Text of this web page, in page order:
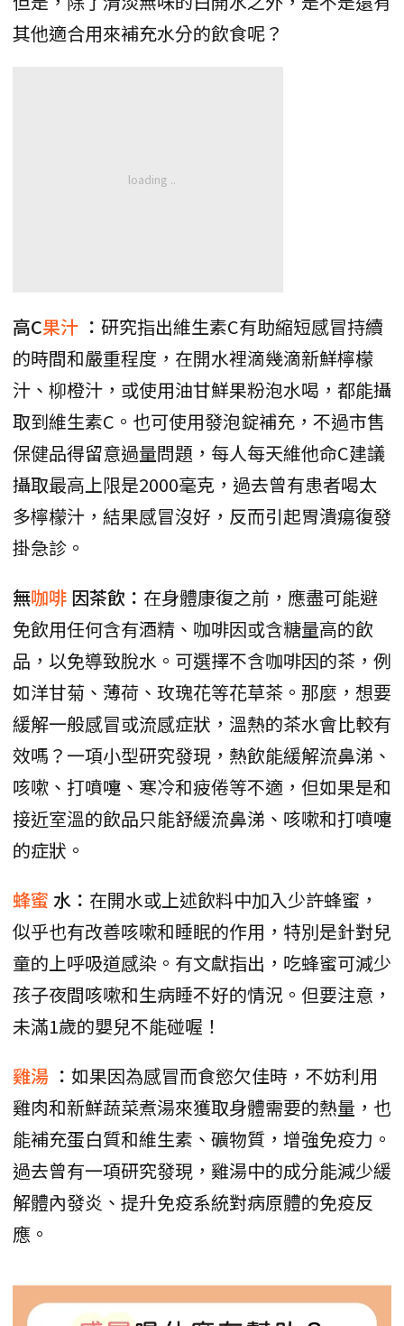
其他適合用來補充水分的飲食呢？
高C果汁 ： 研究指出維生素C有助縮短感冒持續
的時間和嚴重程度，在開水裡滴幾滴新鮮檸檬
汁、柳橙汁，或使用油甘鮮果粉泡水喝，都能攝
取到維生素C。也可使用發泡錠補充，不過市售
保健品得留意過量問題，每人每天維他命C建議
攝取最高上限是2000毫克，過去曾有患者喝太
多檸檬汁，結果感冒沒好，反而引起胃潰瘍復發
掛急診。
無咖啡 因茶飲： 在身體康復之前，應盡可能避
免飲用任何含有酒精、咖啡因或含糖量高的飲
品，以免導致脫水。可選擇不含咖啡因的茶，例
如洋甘菊、薄荷、玫瑰花等花草茶。那麼，想要
緩解一般感冒或流感症狀，溫熱的茶水會比較有
效嗎？一項小型研究發現，熱飲能緩解流鼻涕、
咳嗽、打噴嚏、寒冷和疲倦等不適，但如果是和
接近室溫的飲品只能舒緩流鼻涕、咳嗽和打噴嚏
的症狀。
蜂蜜 水： 在開水或上述飲料中加入少許蜂蜜，
似乎也有改善咳嗽和睡眠的作用，特別是針對兒
童的上呼吸道感染。有文獻指出，吃蜂蜜可減少
孩子夜間咳嗽和生病睡不好的情況。但要注意，
未滿1歲的嬰兒不能碰喔！
雞湯 ： 如果因為感冒而食慾欠佳時，不妨利用
雞肉和新鮮蔬菜煮湯來獲取身體需要的熱量，也
能補充蛋白質和維生素、礦物質，增強免疫力。
過去曾有一項研究發現，雞湯中的成分能減少緩
解體內發炎、提升免疫系統對病原體的免疫反
應。